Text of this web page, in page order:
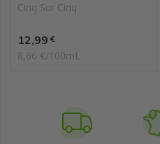
Cinq Sur Cinq
Prix
12,99 €
8,66 €/100mL